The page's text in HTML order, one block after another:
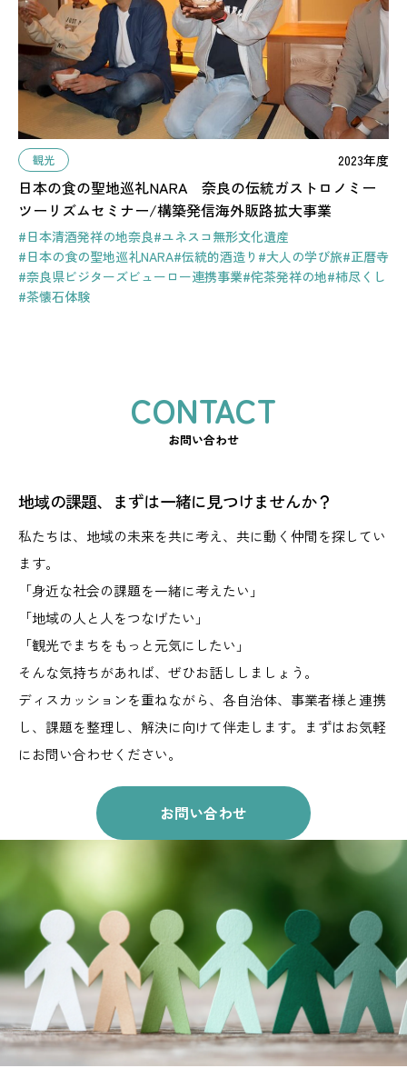
観光 2023年度
日本の食の聖地巡礼NARA 奈良の伝統ガストロノミー
ツーリズムセミナー/構築発信海外販路拡大事業
#日本清酒発祥の地奈良#ユネスコ無形文化遺産
#日本の食の聖地巡礼NARA#伝統的酒造り #大人の学び旅#正暦寺
#奈良県ビジターズビューロー連携事業#侘茶発祥の地#柿尽くし
#茶懐石体験
お問い合わせ
地域の課題、まずは一緒に見つけませんか？
私たちは、地域の未来を共に考え、共に動く仲間を探してい
ます。
「身近な社会の課題を一緒に考えたい」
「地域の人と人をつなげたい」
「観光でまちをもっと元気にしたい」
そんな気持ちがあれば、ぜひお話ししましょう。
ディスカッションを重ねながら、 各自治体、事業者様と連携
し、課題を整理し、解決に向けて伴走します。
まずはお気軽
にお問い合わせください。
お問い合わせ